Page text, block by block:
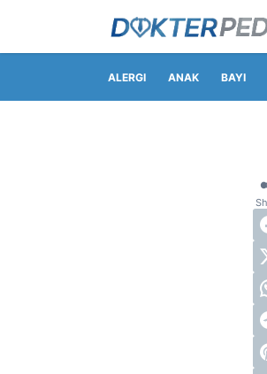
ALERGI ANAK BAYI